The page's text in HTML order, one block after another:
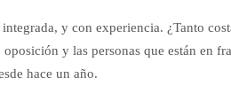
y con experiencia. ¿Tanto
y las personas que están en
hace un año.